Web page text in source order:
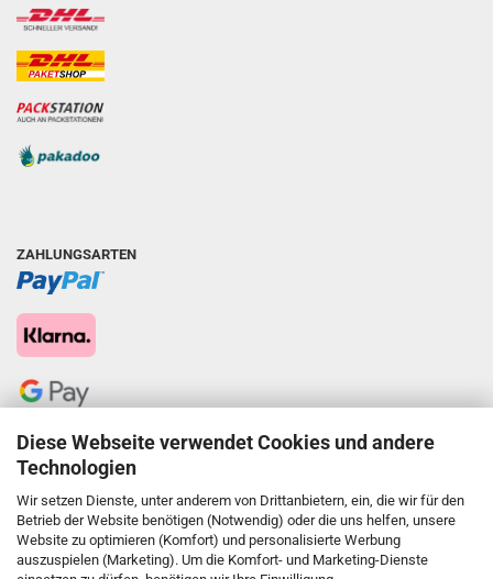
Diese Webseite verwendet Cookies und andere
Technologien
Wir setzen Dienste, unter anderem von Drittanbietern, ein, die wir für den
Betrieb der Website benötigen (Notwendig) oder die uns helfen, unsere
Website zu optimieren (Komfort) und personalisierte Werbung
auszuspielen (Marketing). Um die Komfort- und Marketing-Dienste
ZAHLUNGSARTEN